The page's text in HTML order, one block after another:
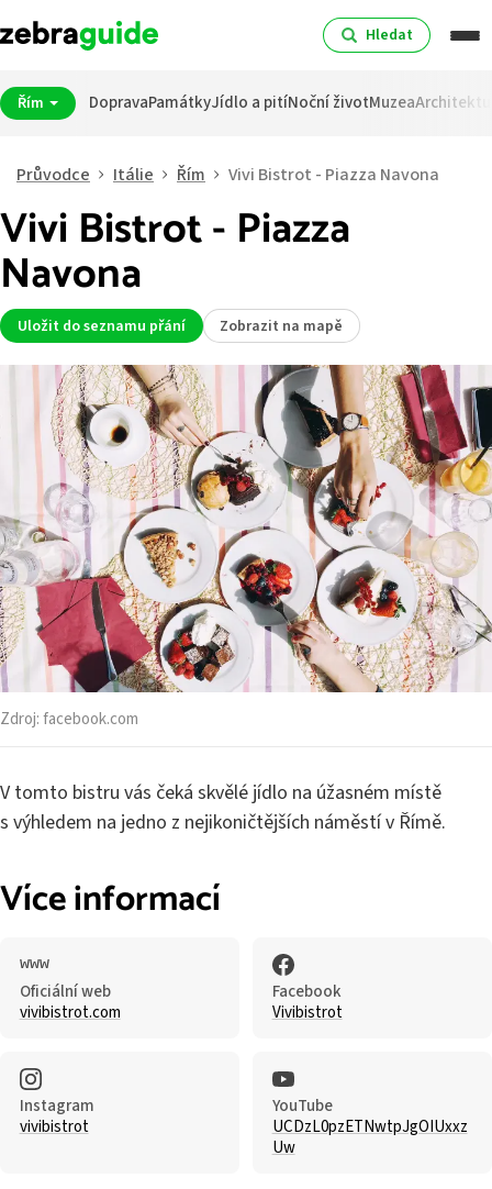
Hledat
Řím DopravaPamátkyJídlo a pitíNoční životMuzea
Průvodce Itálie Řím Vivi Bistrot - Piazza Navona
Vivi Bistrot - Piazza
Navona
Uložit do seznamu přání Zobrazit na mapě
Zdroj:facebook.com
V tomto bistru vás čeká skvělé jídlo na úžasném místě
s výhledem na jedno z nejikoničtějších náměstí v Římě.
Více informací
Oficiální web
vivibistrot.com
Facebook
Vivibistrot
Instagram
vivibistrot
YouTube
UCDzL0pzETNwtpJgOIUxxz
Uw